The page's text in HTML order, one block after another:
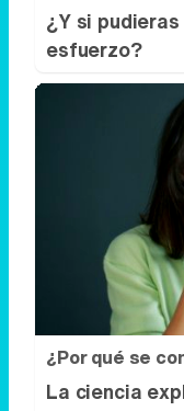
¿Por qué se
La ciencia
contagioso